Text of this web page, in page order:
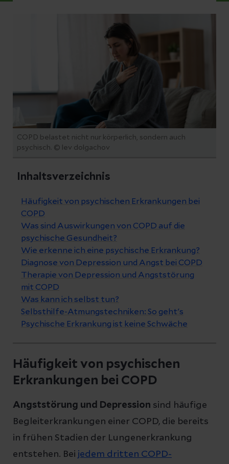
COPD belastet nicht nur körperlich, sondern auch
psychisch. © lev dolgachov
Inhaltsverzeichnis
Häufigkeit von psychischen Erkrankungen bei
COPD
Was sind Auswirkungen von COPD auf die
psychische Gesundheit?
Wie erkenne ich eine psychische Erkrankung?
Diagnose von Depression und Angst bei COPD
Therapie von Depression und Angststörung
mit COPD
Was kann ich selbst tun?
Selbsthilfe-Atmungstechniken: So geht's
Psychische Erkrankung ist keine Schwäche
Häufigkeit von psychischen
Erkrankungen bei COPD
Angststörung und Depression sind häufige
Begleiterkrankungen einer COPD, die bereits
in frühen Stadien der Lungenerkrankung
entstehen. Bei jedem dritten COPD-